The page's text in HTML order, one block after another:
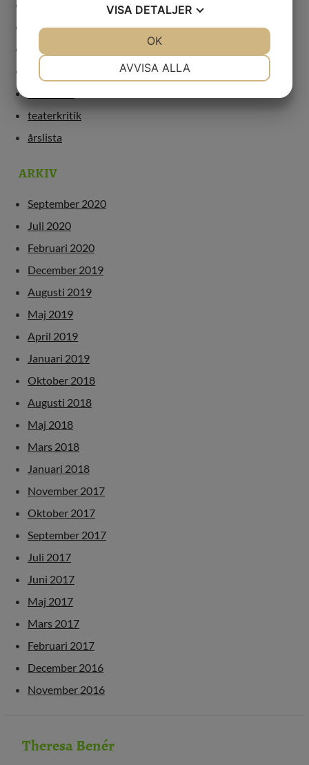
revolution
scenkonst
teaterkritik
årslista
ARKIV
September 2020
Juli 2020
Februari 2020
December 2019
Augusti 2019
Maj 2019
April 2019
Januari 2019
Oktober 2018
Augusti 2018
Maj 2018
Mars 2018
Januari 2018
November 2017
Oktober 2017
September 2017
Juli 2017
Juni 2017
Maj 2017
Mars 2017
Februari 2017
December 2016
November 2016
Theresa Benér
VISA DETALJER
MARKNADSFÖRING
AVVISA ALLA
OK